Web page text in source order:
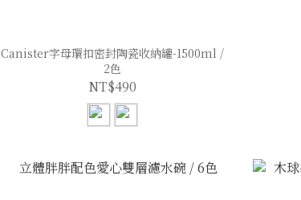
Canister字母環扣密封陶瓷收納罐-1500ml /
2色
NT$490